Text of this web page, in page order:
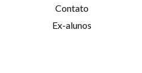
Contato
Ex-alunos